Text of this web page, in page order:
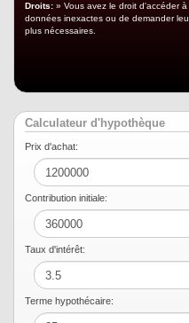
Droits: » Vous avez le droit d'accéder
données inexactes ou de demander
plus nécessaires.
Calculateur d'hypothèque
Prix ​​d'achat:
Contribution initiale:
Taux d'intérêt:
Terme hypothécaire: